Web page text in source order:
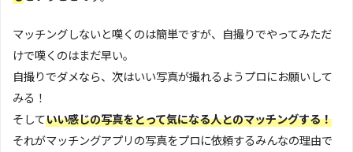
マッチングしないと嘆くのは簡単ですが、自撮りでやってみただ
けで嘆くのはまだ早い。
自撮りでダメなら、次はいい写真が撮れるようプロにお願いして
みる！
そしていい感じの写真をとって気になる人とのマッチングする！
それがマッチングアプリの写真をプロに依頼するみんなの理由で